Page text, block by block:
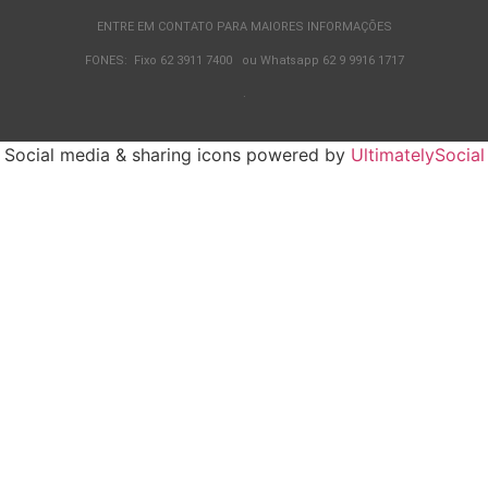
ENTRE EM CONTATO PARA MAIORES INFORMAÇÕES
FONES: Fixo 62 3911 7400 ou Whatsapp 62 9 9916 1717
.
Social media & sharing icons powered by UltimatelySocial